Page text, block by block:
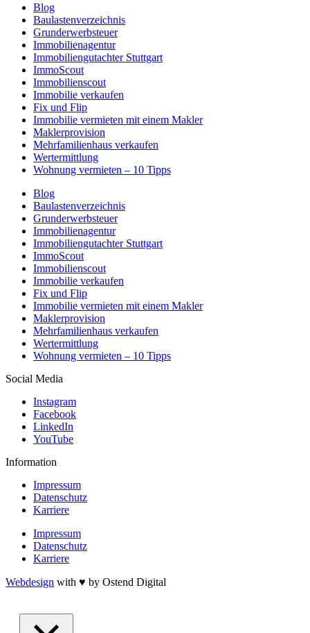
Blog
Baulastenverzeichnis
Grunderwerbsteuer
Immobilienagentur
Immobiliengutachter Stuttgart
ImmoScout
Immobilienscout
Immobilie verkaufen
Fix und Flip
Immobilie vermieten mit einem Makler
Maklerprovision
Mehrfamilienhaus verkaufen
Wertermittlung
Wohnung vermieten – 10 Tipps
Blog
Baulastenverzeichnis
Grunderwerbsteuer
Immobilienagentur
Immobiliengutachter Stuttgart
ImmoScout
Immobilienscout
Immobilie verkaufen
Fix und Flip
Immobilie vermieten mit einem Makler
Maklerprovision
Mehrfamilienhaus verkaufen
Wertermittlung
Wohnung vermieten – 10 Tipps
Social Media
Instagram
Facebook
LinkedIn
YouTube
Information
Impressum
Datenschutz
Karriere
Impressum
Datenschutz
Karriere
Webdesign with ♥ by Ostend Digital